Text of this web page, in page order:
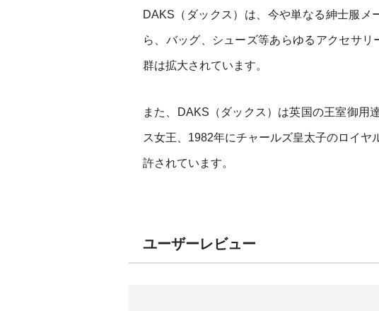
DAKS（ダックス）は、今や単なる紳士服
ら、バッグ、シューズ等あらゆるアクセサ
群は拡大されています。
また、DAKS（ダックス）は英国の王室御用
ス女王、1982年にチャールズ皇太子のロイ
許されています。
ユーザーレビュー